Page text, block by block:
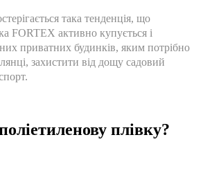
така тенденція, що
FORTEX активно купується і
приватних будинків, яким потрібно
захистити від дощу садовий
плівку?